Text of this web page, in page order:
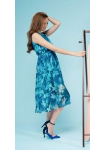
contenido